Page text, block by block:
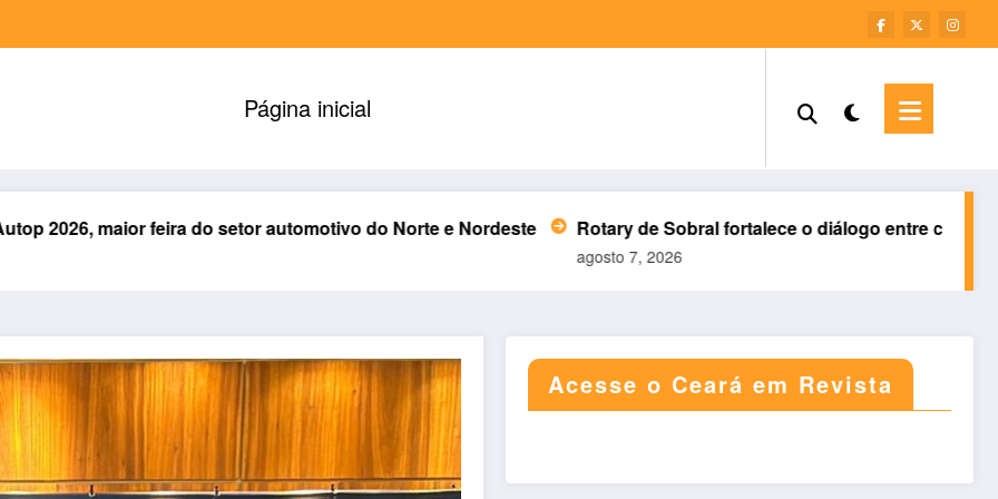
Página inicial
do setor automotivo do Norte e Nordeste Rotary de Sobral fortalece o diálogo entre ciência e sociedade
Acesse o Ceará em Revista